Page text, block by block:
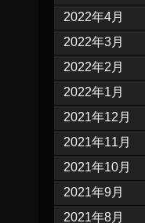
2022年4月
2022年3月
2022年2月
2022年1月
2021年12月
2021年11月
2021年10月
2021年9月
2021年8月